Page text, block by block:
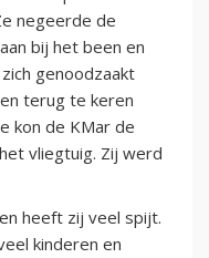
negeerde de
bij het been en
genoodzaakt
terug te keren
kon de KMar de
vliegtuig. Zij werd
heeft zij veel spijt.
kinderen en